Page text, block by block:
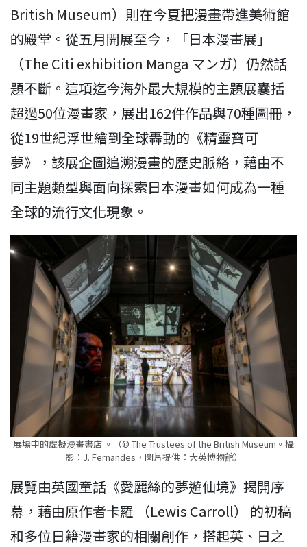
British Museum）則在今夏把漫畫帶進美術館
的殿堂。從五月開展至今，「日本漫畫展」
（The Citi exhibition Manga マンガ）仍然話
題不斷。這項迄今海外最大規模的主題展囊括
超過50位漫畫家，展出162件作品與70種圖冊，
從19世紀浮世繪到全球轟動的《精靈寶可
夢》，該展企圖追溯漫畫的歷史脈絡，藉由不
同主題類型與面向探索日本漫畫如何成為一種
全球的流行文化現象。
展場中的虛擬漫畫書店 。（© The Trustees of the British Museum。攝
影：J. Fernandes，圖片提供：大英博物館）
展覽由英國童話《愛麗絲的夢遊仙境》揭開序
幕，藉由原作者卡羅 （Lewis Carroll） 的初稿
和多位日籍漫畫家的相關創作，搭起英、日之